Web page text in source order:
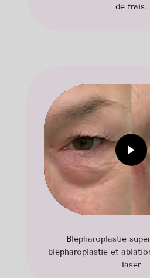
de frais.
Cliquez pour
marketing et activer
Blépharoplastie
blépharoplastie et
laser